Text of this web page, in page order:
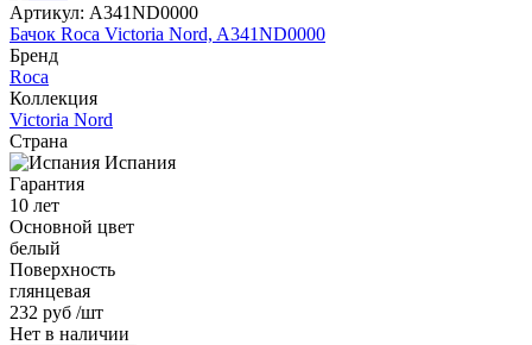
Артикул: A341ND0000
Бачок Roca Victoria Nord, A341ND0000
Бренд
Roca
Коллекция
Victoria Nord
Страна
Испания
Гарантия
10 лет
Основной цвет
белый
Поверхность
глянцевая
232 руб /шт
Нет в наличии